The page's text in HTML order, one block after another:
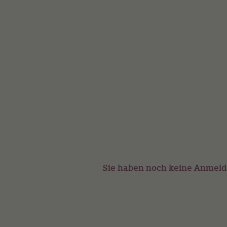
Sie haben noch keine